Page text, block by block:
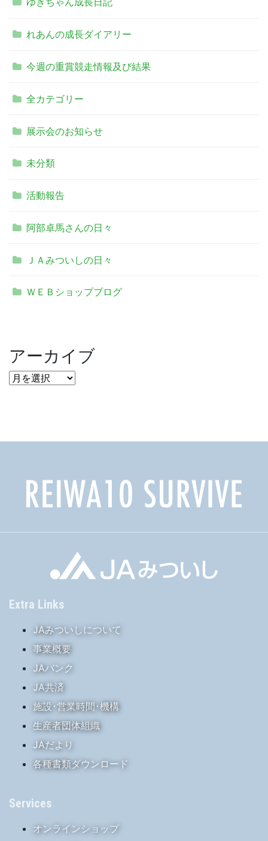
れあんの成長ダイアリー
今週の重賞競走情報及び結果
全カテゴリー
展示会のお知らせ
未分類
活動報告
阿部卓馬さんの日々
ＪＡみついしの日々
ＷＥＢショップブログ
アーカイブ
ア
Extra Links
JAみついしについて
事業概要
JAバンク
JA共済
施設･営業時間･機構
生産者団体組織
JAだより
各種書類ダウンロード
Services
オンラインショップ